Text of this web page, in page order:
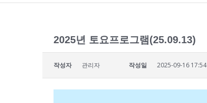
2025년 토요프로그램(25.09.13)
작성자 관리자 작성일 2025-09-16 17:54